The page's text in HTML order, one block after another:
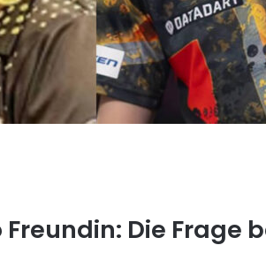
Freundin: Die Frage